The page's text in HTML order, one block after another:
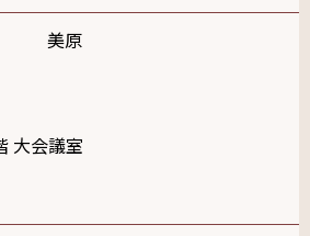
美原
大会議室